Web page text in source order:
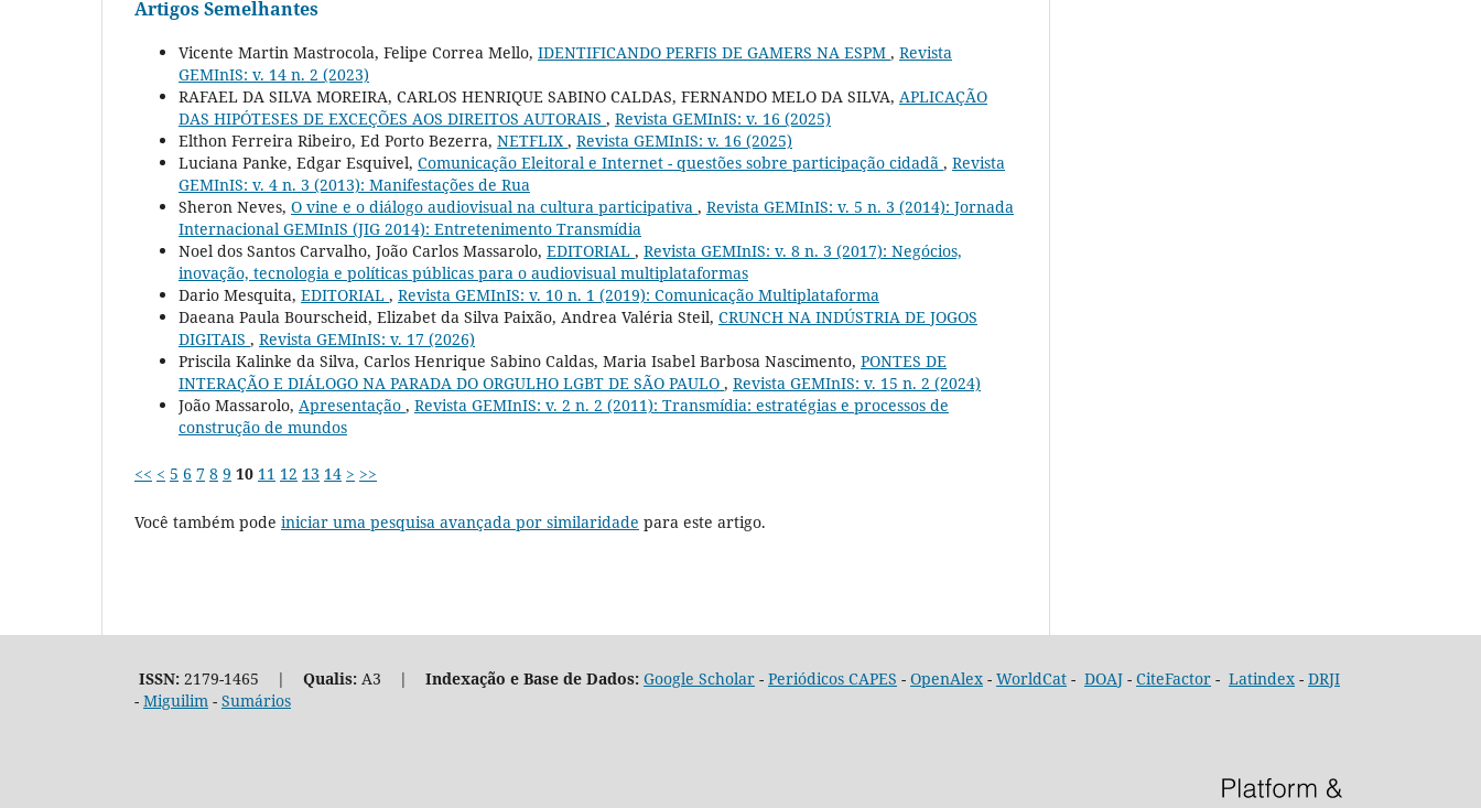
Artigos Semelhantes
Vicente Martin Mastrocola, Felipe Correa Mello, IDENTIFICANDO PERFIS DE GAMERS NA ESPM , Revista
GEMInIS: v. 14 n. 2 (2023)
RAFAEL DA SILVA MOREIRA, CARLOS HENRIQUE SABINO CALDAS, FERNANDO MELO DA SILVA, APLICAÇÃO
DAS HIPÓTESES DE EXCEÇÕES AOS DIREITOS AUTORAIS , Revista GEMInIS: v. 16 (2025)
Elthon Ferreira Ribeiro, Ed Porto Bezerra, NETFLIX , Revista GEMInIS: v. 16 (2025)
Luciana Panke, Edgar Esquivel, Comunicação Eleitoral e Internet - questões sobre participação cidadã , Revista
GEMInIS: v. 4 n. 3 (2013): Manifestações de Rua
Sheron Neves, O vine e o diálogo audiovisual na cultura participativa , Revista GEMInIS: v. 5 n. 3 (2014): Jornada
Internacional GEMInIS (JIG 2014): Entretenimento Transmídia
Noel dos Santos Carvalho, João Carlos Massarolo, EDITORIAL , Revista GEMInIS: v. 8 n. 3 (2017): Negócios,
inovação, tecnologia e políticas públicas para o audiovisual multiplataformas
Dario Mesquita, EDITORIAL , Revista GEMInIS: v. 10 n. 1 (2019): Comunicação Multiplataforma
Daeana Paula Bourscheid, Elizabet da Silva Paixão, Andrea Valéria Steil, CRUNCH NA INDÚSTRIA DE JOGOS
DIGITAIS , Revista GEMInIS: v. 17 (2026)
Priscila Kalinke da Silva, Carlos Henrique Sabino Caldas, Maria Isabel Barbosa Nascimento, PONTES DE
INTERAÇÃO E DIÁLOGO NA PARADA DO ORGULHO LGBT DE SÃO PAULO , Revista GEMInIS: v. 15 n. 2 (2024)
João Massarolo, Apresentação , Revista GEMInIS: v. 2 n. 2 (2011): Transmídia: estratégias e processos de
construção de mundos
<< < 5 6 7 8 9 10 11 12 13 14 > >>
Você também pode iniciar uma pesquisa avançada por similaridade para este artigo.
ISSN: 2179-1465 | Qualis: A3 | Indexação e Base de Dados: Google Scholar - Periódicos CAPES - OpenAlex - WorldCat - DOAJ - CiteFactor - Latindex - DRJI
- Miguilim - Sumários